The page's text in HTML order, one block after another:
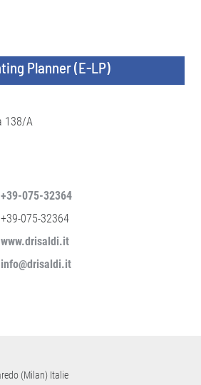
Planner (E-LP)
138/A
+39-075-32364
+39-075-32364
www.drisaldi.it
info@drisaldi.it
(Milan) Italie